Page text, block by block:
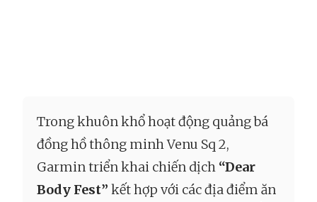
Trong khuôn khổ hoạt động quảng bá
đồng hồ thông minh Venu Sq 2,
Garmin triển khai chiến dịch “Dear
Body Fest” kết hợp với các địa điểm ăn